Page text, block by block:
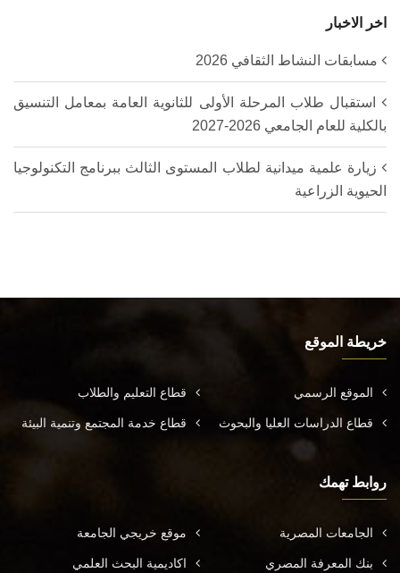
اخر الاخبار
مسابقات النشاط الثقافي 2026
استقبال طلاب المرحلة الأولى للثانوية العامة بمعامل التنسيق
بالكلية للعام الجامعي 2026-2027
زيارة علمية ميدانية لطلاب المستوى الثالث ببرنامج التكنولوجيا
الحيوية الزراعية
خريطة الموقع
الموقع الرسمي قطاع التعليم والطلاب
قطاع الدراسات العليا والبحوث قطاع خدمة المجتمع وتنمية البيئة
روابط تهمك
الجامعات المصرية موقع خريجي الجامعة
بنك المعرفة المصري اكاديمية البحث العلمي